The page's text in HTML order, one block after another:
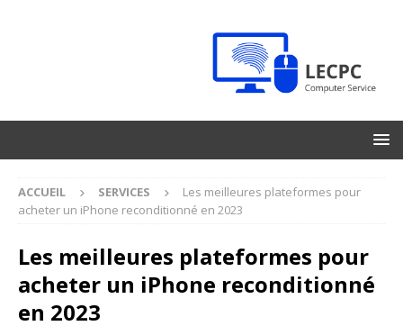
ACCUEIL SERVICES
Les meilleures plateformes pour
acheter un iPhone reconditionné en 2023
Les meilleures plateformes pour
acheter un iPhone reconditionné
en 2023